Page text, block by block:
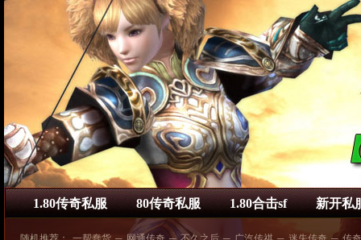
1.80传奇私服 80传奇私服 1.80合击sf 新开私